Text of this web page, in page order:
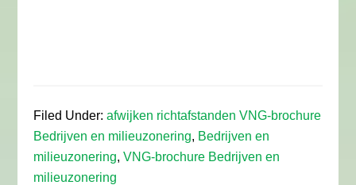
Filed Under:afwijken richtafstanden VNG-brochure
Bedrijven en milieuzonering, Bedrijven en
milieuzonering,VNG-brochure Bedrijven en
milieuzonering